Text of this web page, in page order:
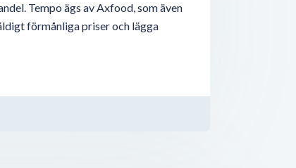
Tempo ägs av Axfood, som även
förmånliga priser och lägga